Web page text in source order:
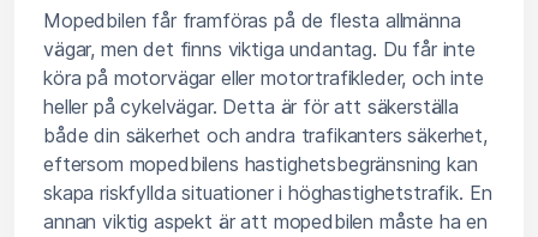
Mopedbilen får framföras på de flesta allmänna
vägar, men det finns viktiga undantag. Du får inte
köra på motorvägar eller motortrafikleder, och inte
heller på cykelvägar. Detta är för att säkerställa
både din säkerhet och andra trafikanters säkerhet,
eftersom mopedbilens hastighetsbegränsning kan
skapa riskfyllda situationer i höghastighetstrafik. En
annan viktig aspekt är att mopedbilen måste ha en